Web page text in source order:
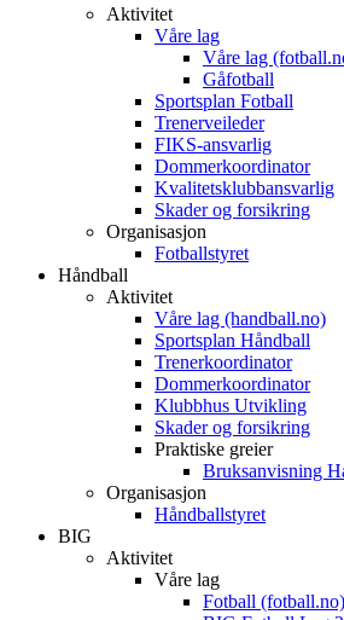
Aktivitet
Våre lag
Våre lag
Gåfotball
Sportsplan Fotball
Trenerveileder
FIKS-ansvarlig
Dommerkoordinator
Kvalitetsklubbansvarlig
Skader og forsikring
Organisasjon
Fotballstyret
Håndball
Aktivitet
Våre lag (handball.no)
Sportsplan Håndball
Trenerkoordinator
Dommerkoordinator
Klubbhus Utvikling
Skader og forsikring
Praktiske greier
Bruksanvisning
Organisasjon
Håndballstyret
BIG
Aktivitet
Våre lag
Fotball (fotball.no)